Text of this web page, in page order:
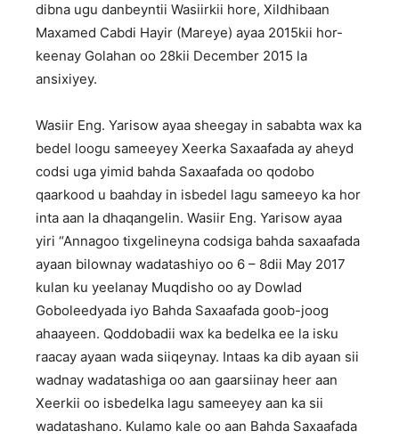
dibna ugu danbeyntii Wasiirkii hore, Xildhibaan
Maxamed Cabdi Hayir (Mareye) ayaa 2015kii hor-
keenay Golahan oo 28kii December 2015 la
ansixiyey.
Wasiir Eng. Yarisow ayaa sheegay in sababta wax ka
bedel loogu sameeyey Xeerka Saxaafada ay aheyd
codsi uga yimid bahda Saxaafada oo qodobo
qaarkood u baahday in isbedel lagu sameeyo ka hor
inta aan la dhaqangelin. Wasiir Eng. Yarisow ayaa
yiri “Annagoo tixgelineyna codsiga bahda saxaafada
ayaan bilownay wadatashiyo oo 6 – 8dii May 2017
kulan ku yeelanay Muqdisho oo ay Dowlad
Goboleedyada iyo Bahda Saxaafada goob-joog
ahaayeen. Qoddobadii wax ka bedelka ee la isku
raacay ayaan wada siiqeynay. Intaas ka dib ayaan sii
wadnay wadatashiga oo aan gaarsiinay heer aan
Xeerkii oo isbedelka lagu sameeyey aan ka sii
wadatashano. Kulamo kale oo aan Bahda Saxaafada